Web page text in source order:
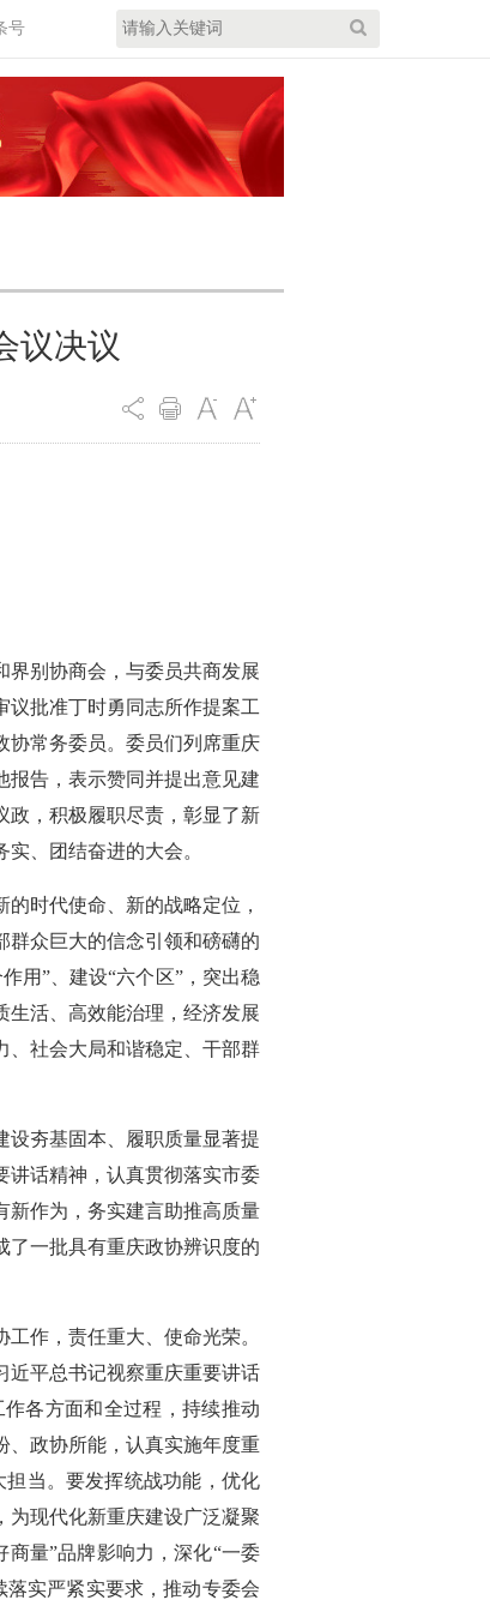
号
议决议
界别协商会，与委员共商发展
议批准丁时勇同志所作提案工
协常务委员。委员们列席重庆
报告，表示赞同并提出意见建
政，积极履职尽责，彰显了新
、团结奋进的大会。
时代使命、新的战略定位，
群众巨大的信念引领和磅礴的
用”、建设“六个区”，突出稳
生活、高效能治理，经济发展
、社会大局和谐稳定、干部群
设夯基固本、履职质量显著提
讲话精神，认真贯彻落实市委
新作为，务实建言助推高质量
了一批具有重庆政协辨识度的
作，责任重大、使命光荣。
近平总书记视察重庆重要讲话
各方面和全过程，持续推动
、政协所能，认真实施年度重
担当。要发挥统战功能，优化
为现代化新重庆建设广泛凝聚
量”品牌影响力，深化“一委
实严紧实要求，推动专委会